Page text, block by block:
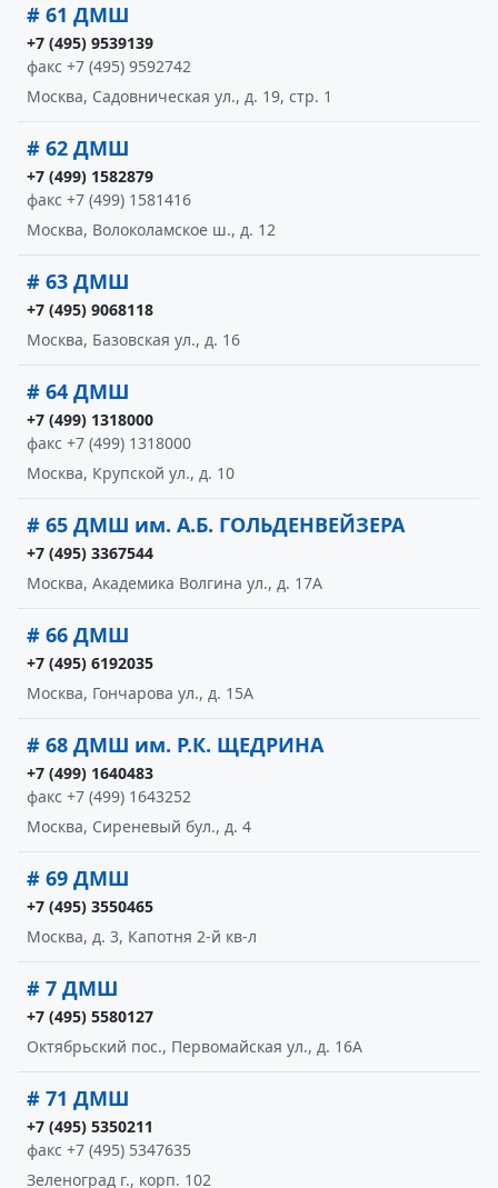
# 61 ДМШ
+7 (495) 9539139
факс +7 (495) 9592742
Москва, Садовническая ул., д. 19, стр. 1
# 62 ДМШ
+7 (499) 1582879
факс +7 (499) 1581416
Москва, Волоколамское ш., д. 12
# 63 ДМШ
+7 (495) 9068118
Москва, Базовская ул., д. 16
# 64 ДМШ
+7 (499) 1318000
факс +7 (499) 1318000
Москва, Крупской ул., д. 10
# 65 ДМШ им. А.Б. ГОЛЬДЕНВЕЙЗЕРА
+7 (495) 3367544
Москва, Академика Волгина ул., д. 17А
# 66 ДМШ
+7 (495) 6192035
Москва, Гончарова ул., д. 15А
# 68 ДМШ им. Р.К. ЩЕДРИНА
+7 (499) 1640483
факс +7 (499) 1643252
Москва, Сиреневый бул., д. 4
# 69 ДМШ
+7 (495) 3550465
Москва, д. 3, Капотня 2-й кв-л
# 7 ДМШ
+7 (495) 5580127
Октябрьский пос., Первомайская ул., д. 16А
# 71 ДМШ
+7 (495) 5350211
факс +7 (495) 5347635
Зеленоград г., корп. 102